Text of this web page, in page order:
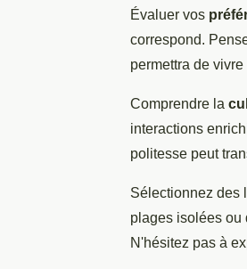
Évaluer vos
correspond.
permettra de vivre
Comprendre la
interactions
politesse peut
Sélectionnez des
plages isolées ou
N'hésitez pas à